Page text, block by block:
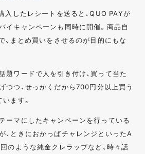
したレシートを送ると、QUO PAYが
イキャンペーンも同時に開催。商品自
まとめ買いをさせるのが目的にもな
題ワードで人を引き付け、買って当た
つつ、せっかくだから700円分以上買う
ます。
ーマにしたキャンペーンを行っている
、ときにおかっぱチャレンジといったA
のような純金クレラップなど、時々話